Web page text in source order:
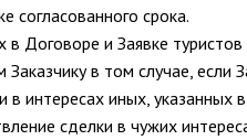
согласованного срока.
в Договоре и Заявке
в том случае,
интересах иных, указанных
сделки в чужих